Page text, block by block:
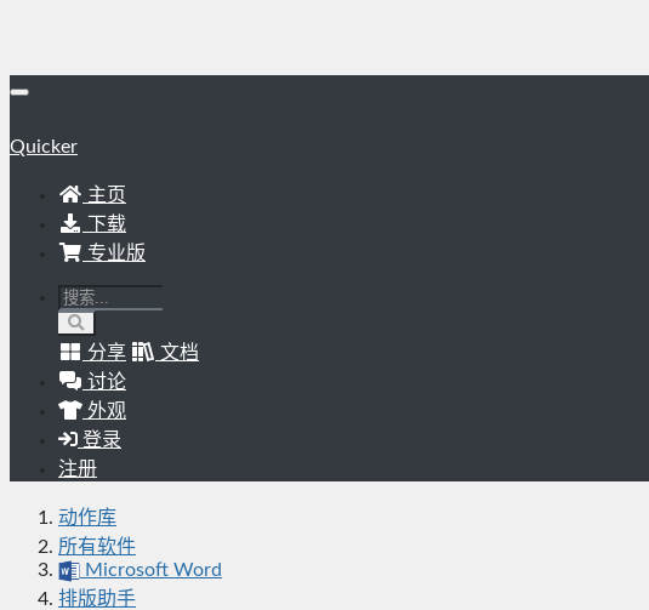
Quicker
主页
下载
专业版
分享
文档
讨论
外观
登录
注册
动作库
所有软件
Microsoft Word
排版助手